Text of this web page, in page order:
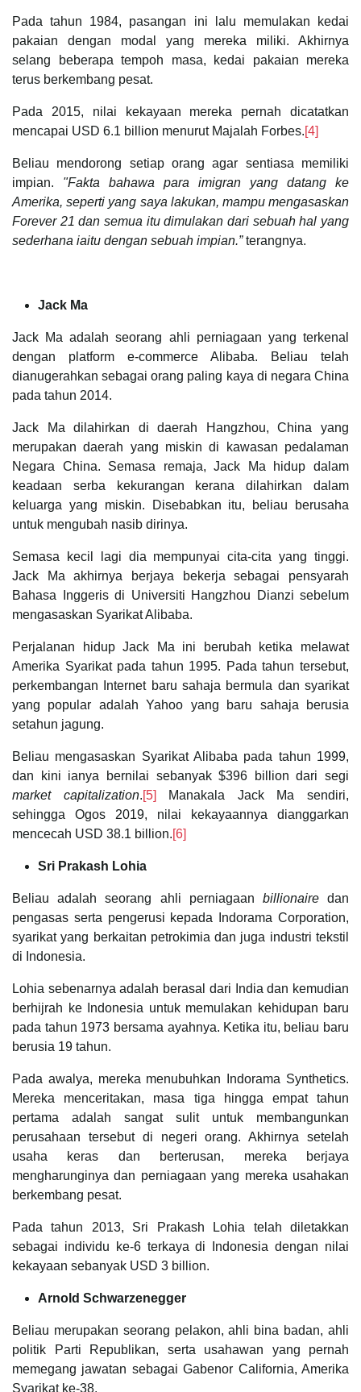
Pada tahun 1984, pasangan ini lalu memulakan kedai
pakaian dengan modal yang mereka miliki. Akhirnya
selang beberapa tempoh masa, kedai pakaian mereka
terus berkembang pesat.
Pada 2015, nilai kekayaan mereka pernah dicatatkan
mencapai USD 6.1 billion menurut Majalah Forbes.[4]
Beliau mendorong setiap orang agar sentiasa memiliki
impian. "Fakta bahawa para imigran yang datang ke
Amerika, seperti yang saya lakukan, mampu mengasaskan
Forever 21 dan semua itu dimulakan dari sebuah hal yang
sederhana iaitu dengan sebuah impian.”terangnya.
Jack Ma
Jack Ma adalah seorang ahli perniagaan yang terkenal
dengan platform e-commerce Alibaba. Beliau telah
dianugerahkan sebagai orang paling kaya di negara China
pada tahun 2014.
Jack Ma dilahirkan di daerah Hangzhou, China yang
merupakan daerah yang miskin di kawasan pedalaman
Negara China. Semasa remaja, Jack Ma hidup dalam
keadaan serba kekurangan kerana dilahirkan dalam
keluarga yang miskin. Disebabkan itu, beliau berusaha
untuk mengubah nasib dirinya.
Semasa kecil lagi dia mempunyai cita-cita yang tinggi.
Jack Ma akhirnya berjaya bekerja sebagai pensyarah
Bahasa Inggeris di Universiti Hangzhou Dianzi sebelum
mengasaskan Syarikat Alibaba.
Perjalanan hidup Jack Ma ini berubah ketika melawat
Amerika Syarikat pada tahun 1995. Pada tahun tersebut,
perkembangan Internet baru sahaja bermula dan syarikat
yang popular adalah Yahoo yang baru sahaja berusia
setahun jagung.
Beliau mengasaskan Syarikat Alibaba pada tahun 1999,
dan kini ianya bernilai sebanyak $396 billion dari segi
market capitalization.[5] Manakala Jack Ma sendiri,
sehingga Ogos 2019, nilai kekayaannya dianggarkan
mencecah USD 38.1 billion.[6]
Sri Prakash Lohia
Beliau adalah seorang ahli perniagaan billionairedan
pengasas serta pengerusi kepada Indorama Corporation,
syarikat yang berkaitan petrokimia dan juga industri tekstil
di Indonesia.
Lohia sebenarnya adalah berasal dari India dan kemudian
berhijrah ke Indonesia untuk memulakan kehidupan baru
pada tahun 1973 bersama ayahnya. Ketika itu, beliau baru
berusia 19 tahun.
Pada awalya, mereka menubuhkan Indorama Synthetics.
Mereka menceritakan, masa tiga hingga empat tahun
pertama adalah sangat sulit untuk membangunkan
perusahaan tersebut di negeri orang. Akhirnya setelah
usaha keras dan berterusan, mereka berjaya
mengharunginya dan perniagaan yang mereka usahakan
berkembang pesat.
Pada tahun 2013, Sri Prakash Lohia telah diletakkan
sebagai individu ke-6 terkaya di Indonesia dengan nilai
kekayaan sebanyak USD 3 billion.
Arnold Schwarzenegger
Beliau merupakan seorang pelakon, ahli bina badan, ahli
politik Parti Republikan, serta usahawan yang pernah
memegang jawatan sebagai Gabenor California, Amerika
Syarikat ke-38.